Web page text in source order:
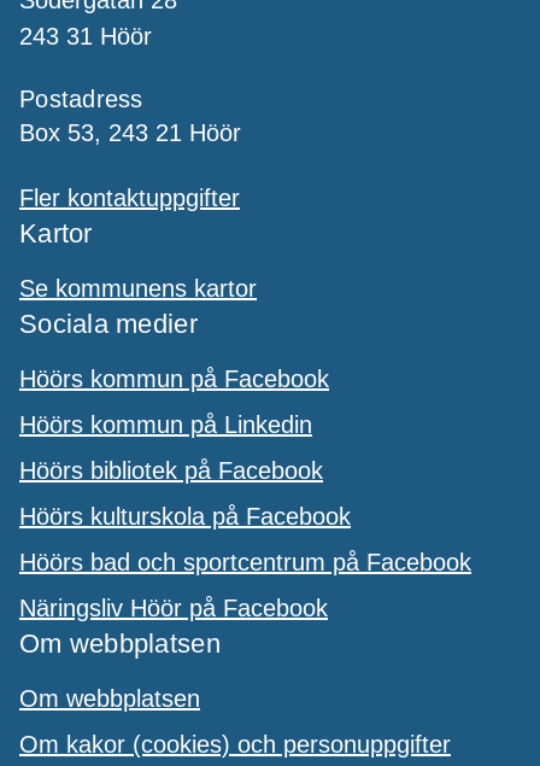
243 31 Höör
Postadress
Box 53, 243 21 Höör
Fler kontaktuppgifter
Kartor
Se kommunens kartor
Sociala medier
Höörs kommun på Facebook
Höörs kommun på Linkedin
Höörs bibliotek på Facebook
Höörs kulturskola på Facebook
Höörs bad och sportcentrum på Facebook
Näringsliv Höör på Facebook
Om webbplatsen
Om webbplatsen
Om kakor (cookies) och personuppgifter